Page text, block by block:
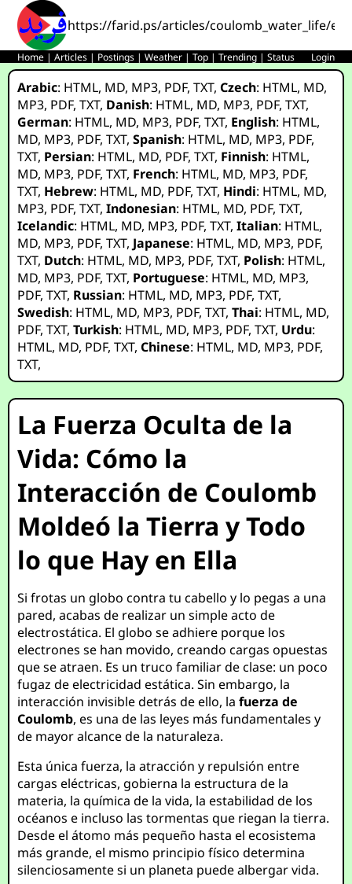
https://farid.ps/articles/coulomb_water_life/
Home |Articles | Postings |Weather |Top |Trending |Status Login
Arabic: HTML, MD, MP3, PDF,TXT,Czech: HTML, MD,
MP3, PDF,TXT, Danish: HTML, MD, MP3, PDF,TXT,
German: HTML, MD, MP3, PDF,TXT, English: HTML,
MD, MP3, PDF,TXT,Spanish: HTML, MD, MP3, PDF,
TXT, Persian: HTML, MD, PDF,TXT, Finnish: HTML,
MD, MP3, PDF,TXT, French: HTML, MD, MP3, PDF,
TXT, Hebrew: HTML, MD, PDF,TXT, Hindi: HTML, MD,
MP3, PDF,TXT,Indonesian: HTML, MD, PDF,TXT,
Icelandic: HTML, MD, MP3, PDF,TXT,Italian: HTML,
MD, MP3, PDF,TXT, Japanese: HTML, MD, MP3, PDF,
TXT, Dutch: HTML, MD, MP3, PDF,TXT, Polish: HTML,
MD, MP3, PDF,TXT, Portuguese: HTML, MD, MP3,
PDF,TXT, Russian: HTML, MD, MP3, PDF,TXT,
Swedish: HTML, MD, MP3, PDF,TXT,Thai: HTML, MD,
PDF,TXT,Turkish: HTML, MD, MP3, PDF,TXT, Urdu:
HTML, MD, PDF,TXT,Chinese: HTML, MD, MP3, PDF,
TXT,
La Fuerza Oculta de la
Vida: Cómo la
Interacción de Coulomb
Moldeó la Tierra y Todo
lo que Hay en Ella
Si frotas un globo contra tu cabello y lo pegas a una
pared, acabas de realizar un simple acto de
electrostática. El globo se adhiere porque los
electrones se han movido, creando cargas opuestas
que se atraen. Es un truco familiar de clase: un poco
fugaz de electricidad estática. Sin embargo, la
interacción invisible detrás de ello, lafuerza de
Coulomb, es una de las leyes más fundamentales y
de mayor alcance de la naturaleza.
Esta única fuerza, la atracción y repulsión entre
cargas eléctricas, gobierna la estructura de la
materia, la química de la vida, la estabilidad de los
océanos e incluso las tormentas que riegan la tierra.
Desde el átomo más pequeño hasta el ecosistema
más grande, el mismo principio físico determina
silenciosamente si un planeta puede albergar vida.